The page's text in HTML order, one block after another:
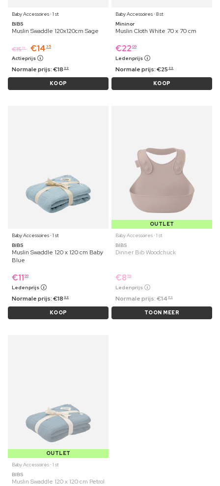
Baby Accessoires ⋅ 1 st
BIBS
Muslin Swaddle 120x120cm Sage
€1519 €14 35
Actieprijs
Normale prijs:€18 99
KOOP
Baby Accessoires ⋅ 8 st
Mininor
Muslin Cloth White 70 x 70 cm
€22 09
Ledenprijs
Normale prijs:€25 99
KOOP
Baby Accessoires ⋅ 1 st
BIBS
Muslin Swaddle 120 x 120 cm Baby
Blue
€11 99
Ledenprijs
Normale prijs:€18 99
KOOP
OUTLET
Baby Accessoires ⋅ 1 st
BIBS
Dinner Bib Woodchuck
€8 99
Ledenprijs
Normale prijs:€14 89
TOON MEER
OUTLET
Baby Accessoires ⋅ 1 st
BIBS
Muslin Swaddle 120 x 120 cm Petrol